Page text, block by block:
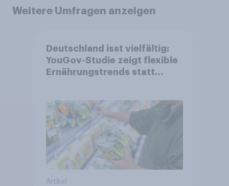
Weitere Umfragen anzeigen
Deutschland isst vielfältig:
YouGov-Studie zeigt flexible
Ernährungstrends statt
Artikel